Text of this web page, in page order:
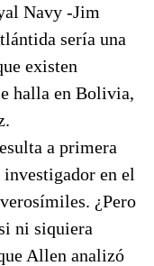
Navy -Jim
sería una
existen
halla en Bolivia,
a primera
en el
¿Pero
ni siquiera
Allen analizó